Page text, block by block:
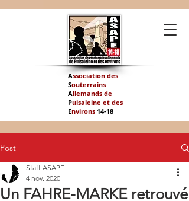
Association des
Souterrains
Allemands de
Puisaleine et des
Environs 14-18
Post
Un FAHRE-MARKE retrouvé
Staff ASAPE
4 nov. 2020